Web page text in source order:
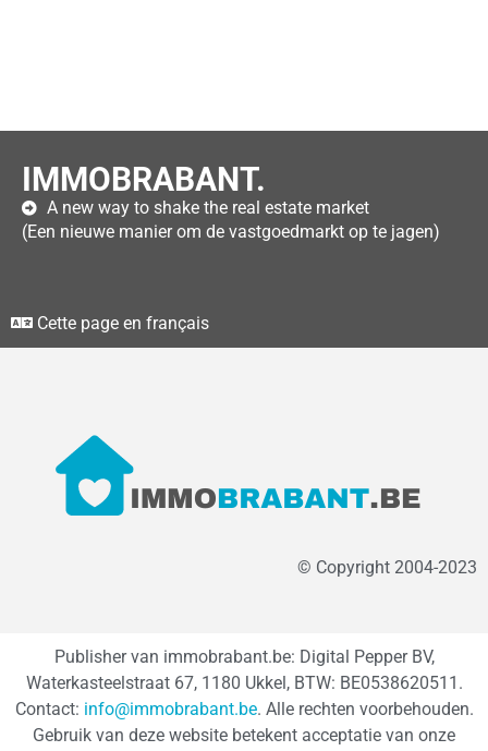
IMMOBRABANT.
A new way to shake the real estate market
(Een nieuwe manier om de vastgoedmarkt op te jagen)
Cette page en français
© Copyright 2004-2023
Publisher van immobrabant.be: Digital Pepper BV,
Waterkasteelstraat 67, 1180 Ukkel, BTW: BE0538620511.
Contact: info@immobrabant.be. Alle rechten voorbehouden.
Gebruik van deze website betekent acceptatie van onze